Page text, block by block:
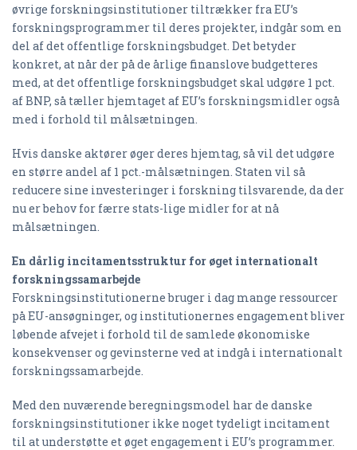
øvrige forskningsinstitutioner tiltrækker fra EU’s
forskningsprogrammer til deres projekter, indgår som en
del af det offentlige forskningsbudget. Det betyder
konkret, at når der på de årlige finanslove budgetteres
med, at det offentlige forskningsbudget skal udgøre 1 pct.
af BNP, så tæller hjemtaget af EU’s forskningsmidler også
med i forhold til målsætningen.
Hvis danske aktører øger deres hjemtag, så vil det udgøre
en større andel af 1 pct.-målsætningen. Staten vil så
reducere sine investeringer i forskning tilsvarende, da der
nu er behov for færre stats-lige midler for at nå
målsætningen.
En dårlig incitamentsstruktur for øget internationalt
forskningssamarbejde
Forskningsinstitutionerne bruger i dag mange ressourcer
på EU-ansøgninger, og institutionernes engagement bliver
løbende afvejet i forhold til de samlede økonomiske
konsekvenser og gevinsterne ved at indgå i internationalt
forskningssamarbejde.
Med den nuværende beregningsmodel har de danske
forskningsinstitutioner ikke noget tydeligt incitament
til at understøtte et øget engagement i EU’s programmer.